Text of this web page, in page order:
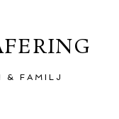
& FAMILJ